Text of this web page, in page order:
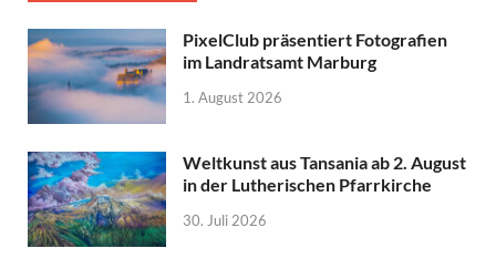
PixelClub präsentiert Fotografien
im Landratsamt Marburg
1. August 2026
Weltkunst aus Tansania ab 2. August
in der Lutherischen Pfarrkirche
30. Juli 2026